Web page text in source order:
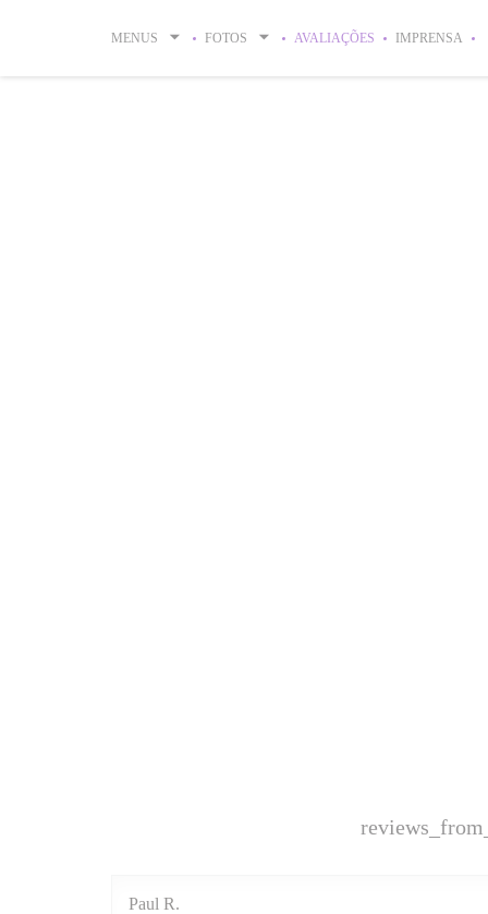
MENUS FOTOS AVALIAÇÕES IMPRENSA
Paul R